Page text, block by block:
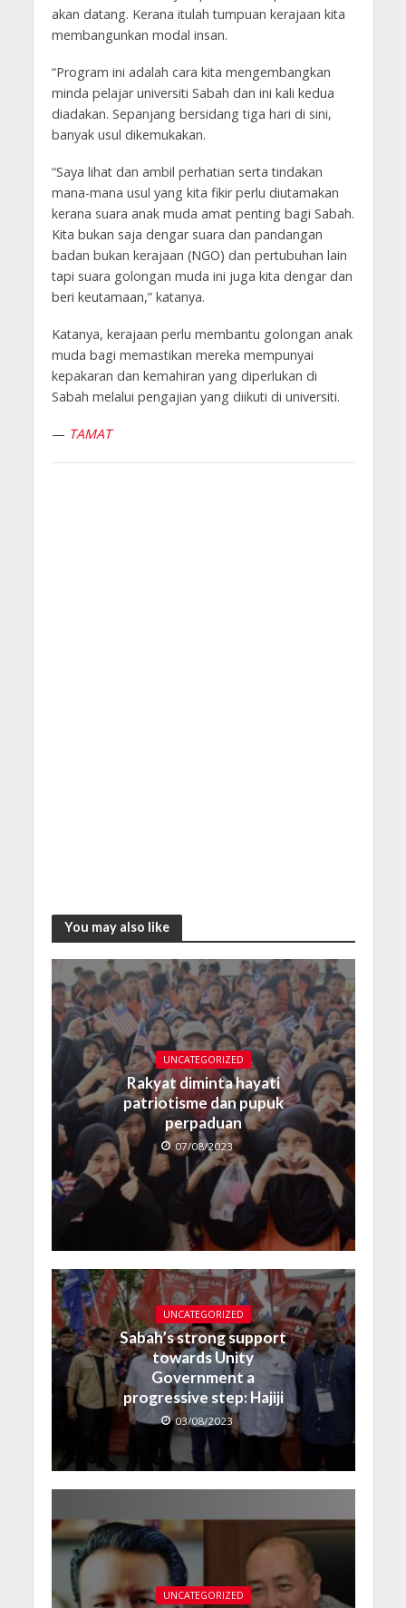
akan datang. Kerana itulah tumpuan kerajaan kita
membangunkan modal insan.
“Program ini adalah cara kita mengembangkan
minda pelajar universiti Sabah dan ini kali kedua
diadakan. Sepanjang bersidang tiga hari di sini,
banyak usul dikemukakan.
“Saya lihat dan ambil perhatian serta tindakan
mana-mana usul yang kita fikir perlu diutamakan
kerana suara anak muda amat penting bagi Sabah.
Kita bukan saja dengar suara dan pandangan
badan bukan kerajaan (NGO) dan pertubuhan lain
tapi suara golongan muda ini juga kita dengar dan
beri keutamaan,” katanya.
Katanya, kerajaan perlu membantu golongan anak
muda bagi memastikan mereka mempunyai
kepakaran dan kemahiran yang diperlukan di
Sabah melalui pengajian yang diikuti di universiti.
— TAMAT
You may also like
UNCATEGORIZED
Rakyat diminta hayati
patriotisme dan pupuk
perpaduan
07/08/2023
UNCATEGORIZED
Sabah’s strong support
towards Unity
Government a
progressive step: Hajiji
03/08/2023
UNCATEGORIZED